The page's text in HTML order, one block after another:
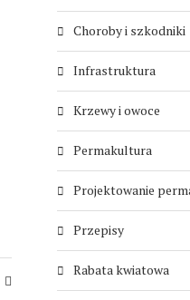
Choroby i szkodniki
Infrastruktura
Krzewy i owoce
Permakultura
Projektowanie
Przepisy
Rabata kwiatowa